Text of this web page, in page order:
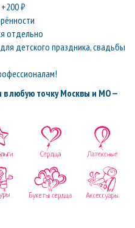
₽
отдельно
детского праздника, свадьбы
любую точку Москвы и МО —